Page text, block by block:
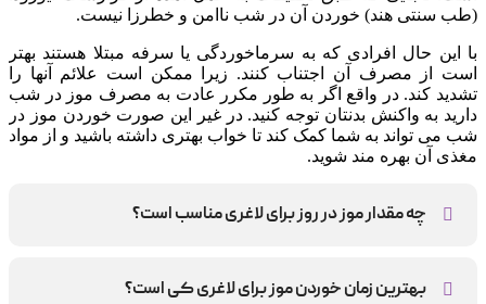
(طب سنتی هند) خوردن آن در شب ناامن و خطرزا نیست.
با این حال افرادی که به سرماخوردگی یا سرفه مبتلا هستند بهتر
است از مصرف آن اجتناب کنند. زیرا ممکن است علائم آنها را
تشدید کند. در واقع اگر به طور مکرر عادت به مصرف موز در شب
دارید به واکنش بدنتان توجه کنید. در غیر این صورت خوردن موز در
شب می تواند به شما کمک کند تا خواب بهتری داشته باشید و از مواد
مغذی آن بهره مند شوید.
چه مقدار موز در روز برای لاغری مناسب است؟
بهترین زمان خوردن موز برای لاغری کی است؟